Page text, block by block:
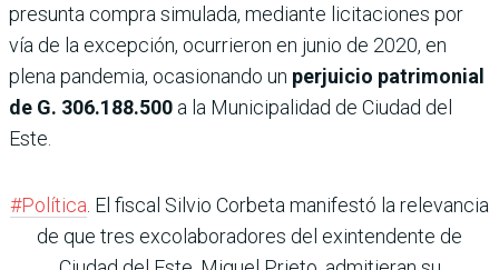
presunta compra simulada, mediante licitaciones por
vía de la excepción, ocurrieron en junio de 2020, en
plena pandemia, ocasionando un perjuicio patrimonial
de G. 306.188.500 a la Municipalidad de Ciudad del
Este.
#Política . El fiscal Silvio Corbeta manifestó la relevancia
de que tres excolaboradores del exintendente de